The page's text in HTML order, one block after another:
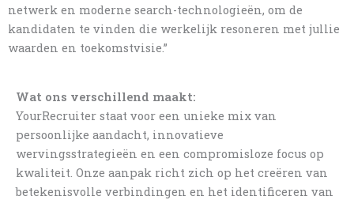
netwerk en moderne search-technologieën, om de
kandidaten te vinden die werkelijk resoneren met jullie
waarden en toekomstvisie.”
Wat ons verschillend maakt:
YourRecruiter staat voor een unieke mix van
persoonlijke aandacht, innovatieve
wervingsstrategieën en een compromisloze focus op
kwaliteit. Onze aanpak richt zich op het creëren van
betekenisvolle verbindingen en het identificeren van